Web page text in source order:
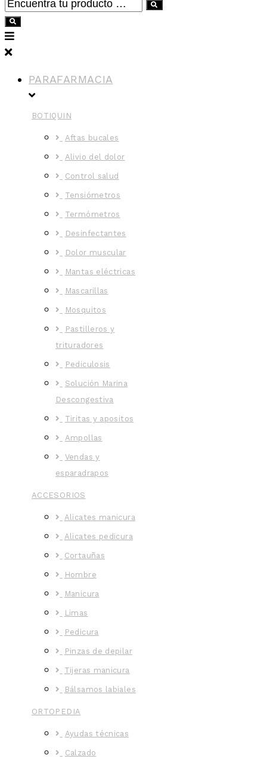
PARAFARMACIA
BOTIQUIN
Aftas bucales
Alivio del dolor
Control salud
Tensiómetros
Termómetros
Desinfectantes
Dolor muscular
Mantas eléctricas
Mascarillas
Mosquitos
Pastilleros y
trituradores
Pediculosis
Solución Marina
Descongestiva
Tiritas y apositos
Ampollas
Vendas y
esparadrapos
ACCESORIOS
Alicates manicura
Alicates pedicura
Cortauñas
Hombre
Manicura
Limas
Pedicura
Pinzas de depilar
Tijeras manicura
Bálsamos labiales
ORTOPEDIA
Ayudas técnicas
Calzado